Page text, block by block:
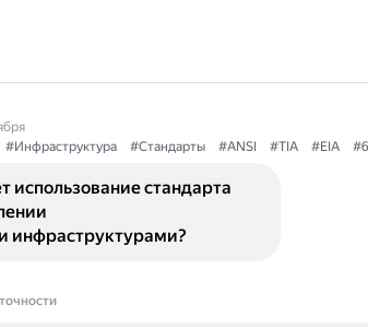
#Инфраструктура #Стандарты #ANSI #TIA #EIA
использование стандарта
инфраструктурами?